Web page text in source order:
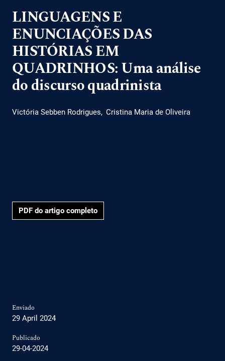
LINGUAGENS E
ENUNCIAÇÕES DAS
HISTÓRIAS EM
QUADRINHOS: Uma análise
do discurso quadrinista
Victória Sebben Rodrigues Cristina Maria de Oliveira
PDF do artigo completo
Enviado
29 April 2024
Publicado
29-04-2024